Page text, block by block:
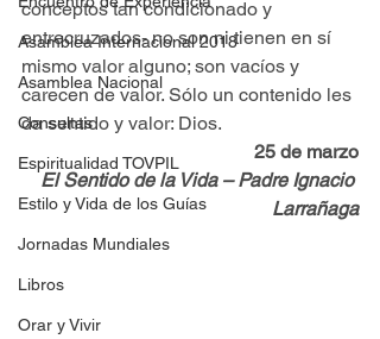
Asamblea Internacional 2018
Asamblea Nacional
Consultas
Espiritualidad TOVPIL
Estilo y Vida de los Guías
Jornadas Mundiales
Libros
Orar y Vivir
conceptos tan condicionado y
entrecruzados- no son ni tienen en sí
mismo valor alguno; son vacíos y
carecen de valor. Sólo un contenido les
da sentido y valor: Dios.
25 de marzo
El Sentido de la Vida – Padre Ignacio
Larrañaga